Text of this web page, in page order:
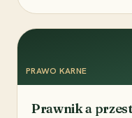
PRAWO KARNE
Prawnik a